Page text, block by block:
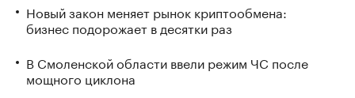
Новый закон меняет рынок криптообмена:
бизнес подорожает в десятки раз
В Смоленской области ввели режим ЧС после
мощного циклона